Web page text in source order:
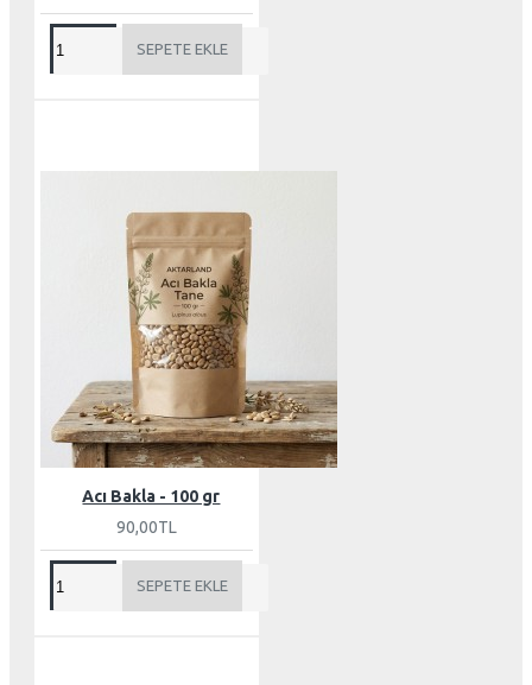
SEPETE EKLE
Acı Bakla - 100 gr
90,00TL
SEPETE EKLE